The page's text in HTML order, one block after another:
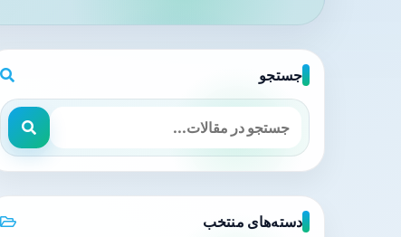
جستجو
دسته‌های منتخب